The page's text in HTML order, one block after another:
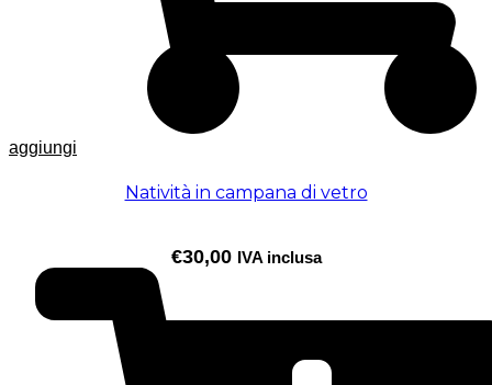
aggiungi
Natività in campana di vetro
€30,00 IVA inclusa